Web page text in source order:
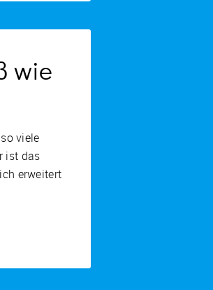
wie
viele
ist das
erweitert